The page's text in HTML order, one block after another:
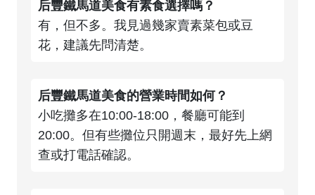
后豐鐵馬道美食有素食選擇嗎？
有，但不多。我見過幾家賣素菜包或豆
花，建議先問清楚。
后豐鐵馬道美食的營業時間如何？
小吃攤多在10:00-18:00，餐廳可能到
20:00。但有些攤位只開週末，最好先上網
查或打電話確認。